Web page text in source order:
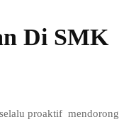
Di SMK
proaktif mendorong